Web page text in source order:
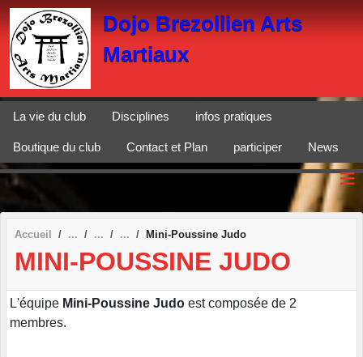
Dojo Brezollien Arts
Martiaux
La vie du club Disciplines infos pratiques
Boutique du club Contact et Plan participer News
Accueil Mini-Poussine Judo
MINI-POUSSINE JUDO
L'équipe Mini-Poussine Judo est composée de 2
membres.
Panneau de gestion des cookies